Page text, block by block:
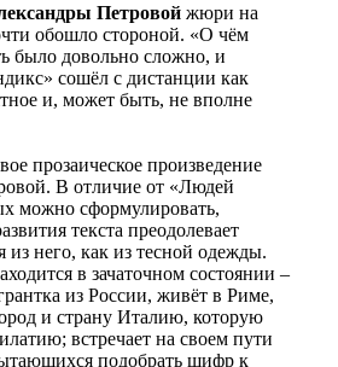
Петровой жюри на
обошло стороной. «О чём
было довольно сложно, и
сошёл с дистанции как
и, может быть, не вполне
прозаическое произведение
В отличие от «Людей
можно сформулировать,
текста преодолевает
из него, как из тесной одежды.
в зачаточном состоянии –
из России, живёт в Риме,
и страну Италию, которую
встречает на своем пути
подобрать шифр к